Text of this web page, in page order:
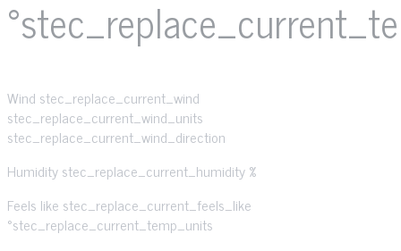
Wind stec_replace_current_wind
stec_replace_current_wind_units
stec_replace_current_wind_direction
Humiditystec_replace_current_humidity %
Feels like stec_replace_current_feels_like
°stec_replace_current_temp_units